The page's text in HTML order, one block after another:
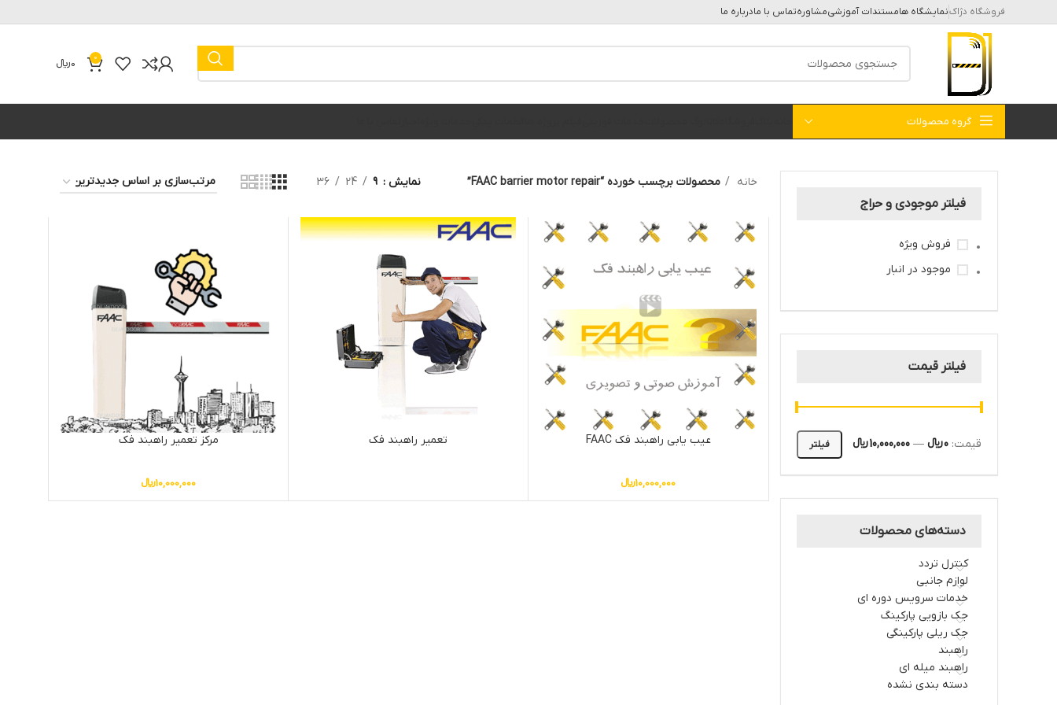
فروشگاه دژاکنمایشگاه هامستندات آموزشیمشاورهتماس با مادرباره ما
0
0﷼
گروه محصولات
فیلتر موجودی و حراج
فروش ویژه
موجود در انبار
فیلتر قیمت
فیلتر قیمت: 0 ﷼ — 10,000,000 ﷼
دسته‌های محصولات
کنترل تردد
لوازم جانبی
خدمات سرویس دوره ای
جک بازویی پارکینگ
جک ریلی پارکینگی
راهبند
راهبند میله ای
دسته بندی نشده
خانه محصولات برچسب خورده “FAAC barrier motor repair” نمایش 9
24
36
عیب یابی راهبند فک FAAC
10,000,000﷼
تعمیر راهبند فک مرکز تعمیر راهبند فک
10,000,000﷼